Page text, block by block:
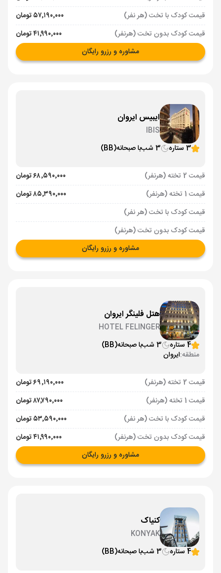
قیمت کودک با تخت (هر نفر)
۵۷٬۱۹۰٬۰۰۰ تومان
قیمت کودک بدون تخت (هرنفر)
۴۱٬۹۹۰٬۰۰۰ تومان
مشاوره و رزرو رایگان
ایبیس ایروان
IBIS
3 ستاره
3 شب با صبحانه(BB)
قیمت 2 تخته (هرنفر)
۶۸٬۵۹۰٬۰۰۰ تومان
قیمت 1 تخته (هرنفر)
۸۵٬۳۹۰٬۰۰۰ تومان
قیمت کودک با تخت (هر نفر)
قیمت کودک بدون تخت (هرنفر)
مشاوره و رزرو رایگان
هتل فلینگر ایروان
HOTEL FELINGER
4 ستاره
3 شب با صبحانه(BB)
منطقه:ایروان
قیمت 2 تخته (هرنفر)
۶۹٬۱۹۰٬۰۰۰ تومان
قیمت 1 تخته (هرنفر)
۸۷٬۷۹۰٬۰۰۰ تومان
قیمت کودک با تخت (هر نفر)
۵۳٬۵۹۰٬۰۰۰ تومان
قیمت کودک بدون تخت (هرنفر)
۴۱٬۹۹۰٬۰۰۰ تومان
مشاوره و رزرو رایگان
کنیاک
KONYAK
4 ستاره
3 شب با صبحانه(BB)